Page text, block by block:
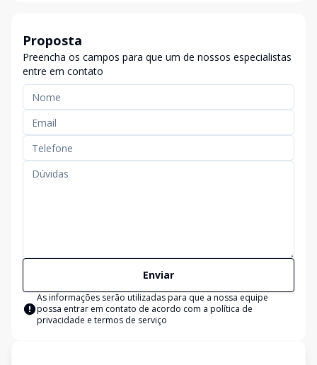
Proposta
Preencha os campos para que um de nossos especialistas
entre em contato
Enviar
As informações serão utilizadas para que a nossa equipe
possa entrar em contato de acordo com a política de
privacidade e termos de serviço